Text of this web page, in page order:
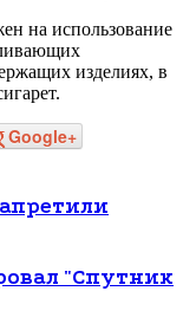
на использование
изделиях, в
Google+
"Спутник